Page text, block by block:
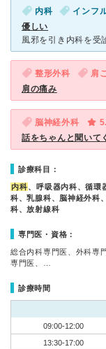
内科 インフ
優しい
整形外科 肩
肩の痛み
脳神経外科
話をちゃんと聞いて
診療科目：
内科、呼吸器内科、循環
科、乳腺科、脳神経外科
科、放射線科
専門医・資格：
総合内科専門医、外科専
専門医、…
診療時間
09:00-12:00
13:30-17:00